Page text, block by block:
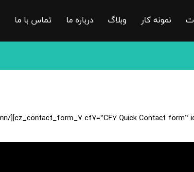
نمونه کار وبلاگ درباره ما تماس با ما